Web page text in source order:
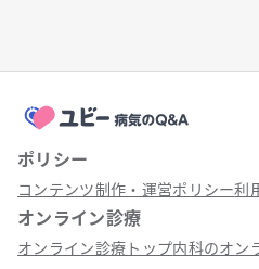
ポリシー
コンテンツ制作・運営ポリシー利
オンライン診療
オンライン診療トップ内科のオン